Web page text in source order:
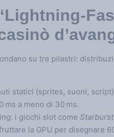
su tre pilastri:
statici (sprites, suoni,
ms a meno di 30 ms.
i giochi slot come Starburst
la GPU per disegnare